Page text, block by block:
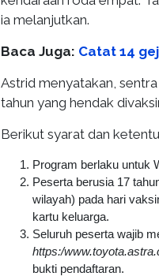
ia melanjutkan.
Baca Juga: Catat 14
Astrid menyatakan,
tahun yang hendak
Berikut syarat dan
Program berlaku untuk
Peserta berusia 17
wilayah) pada hari
kartu keluarga.
Seluruh peserta wajib
https:/
bukti pendaftaran.